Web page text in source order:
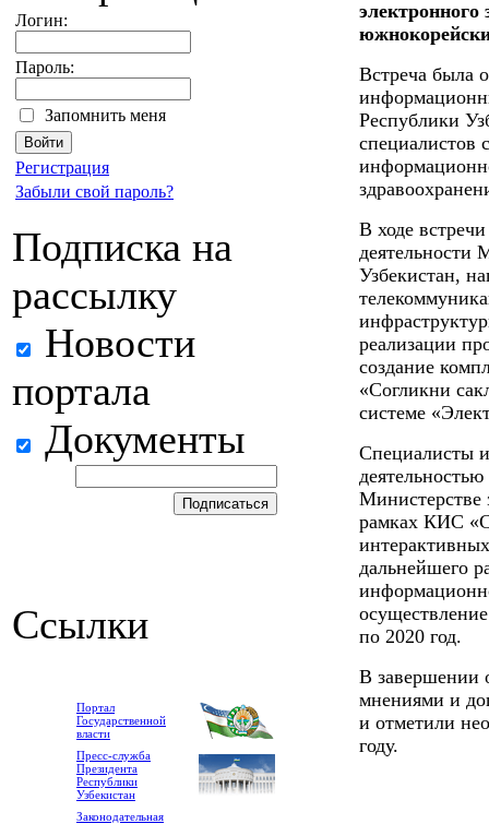
Логин:
Пароль:
Запомнить меня
Регистрация
Забыли свой пароль?
Подписка на
рассылку
Новости
портала
Документы
Ссылки
Портал
Государственной
власти
Пресс-служба
Президента
Республики
Узбекистан
Законодательная
электронного
Встреча была
Республики
специалистов
В ходе
деятельности
Узбекистан,
реализации
создание
«Согликни
системе
Специалисты
Министерстве
рамках КИС
дальнейшего
по 2020 год.
В завершении
мнениями и
и отметили
году.